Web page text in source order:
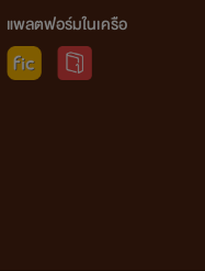
แพลตฟอร์มในเครือ